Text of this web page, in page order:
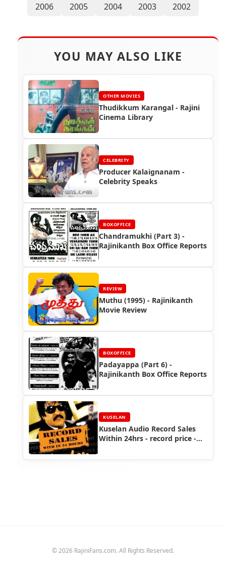
2006
2005 2004 2003 2002
YOU MAY ALSO LIKE
OTHER MOVIES
Thudikkum Karangal - Rajini
Cinema Library
CELEBRITY
Producer Kalaignanam -
Celebrity Speaks
BOXOFFICE
Chandramukhi (Part 3) -
Rajinikanth Box Office Reports
REVIEW
Muthu (1995) - Rajinikanth
Movie Review
BOXOFFICE
Padayappa (Part 6) -
Rajinikanth Box Office Reports
KUSELAN
Kuselan Audio Record Sales
Within 24hrs - record price -
© 2026 RajiniFans.com. All Rights Reserved.